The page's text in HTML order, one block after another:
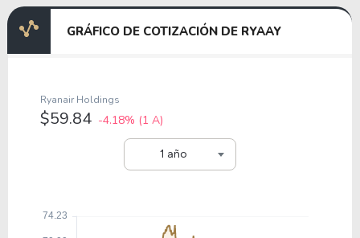
GRÁFICO DE COTIZACIÓN DE RYAAY
1 año
Ryanair Holdings
$59.84 -4.18% (1 A)